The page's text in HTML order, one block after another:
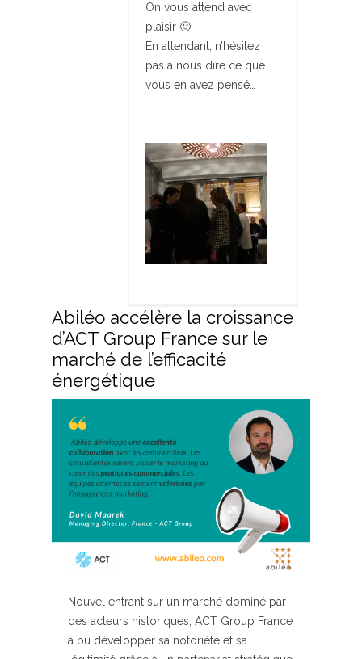
On vous attend avec
plaisir 🙂
En attendant, n’hésitez
pas à nous dire ce que
vous en avez pensé…
Abiléo accélère la croissance
d’ACT Group France sur le
marché de l’efficacité
énergétique
Nouvel entrant sur un marché dominé par
des acteurs historiques, ACT Group France
a pu développer sa notoriété et sa